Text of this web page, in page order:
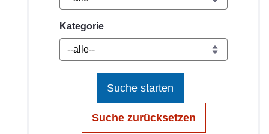
Kategorie
Suche starten
Suche zurücksetzen